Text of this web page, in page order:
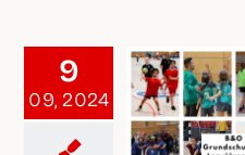
9
09, 2024